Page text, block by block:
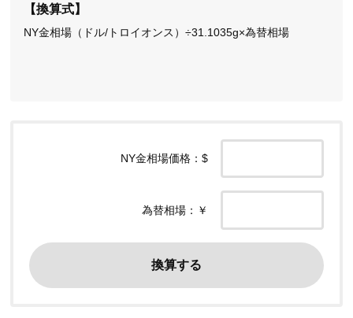
【換算式】
NY金相場（ドル/トロイオンス）÷31.1035g×為替相場
NY金相場価格：$
為替相場：￥